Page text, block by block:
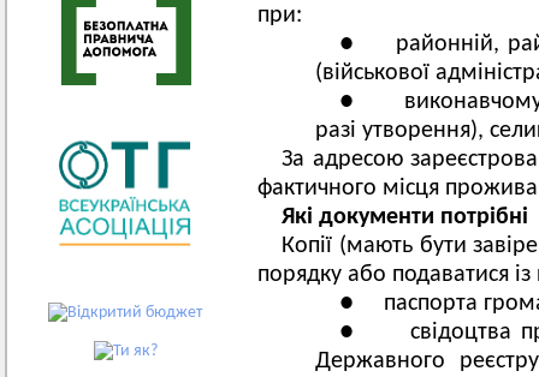
при:
● районній,
(військової
● виконавчому
разі утворення),
За адресою
фактичного місця
Які документи потрібні
Копії (мають бути
порядку або подаватися
● паспорта
● свідоцтва
Державного